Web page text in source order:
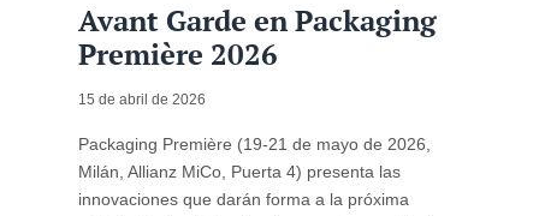
Avant Garde en Packaging
Première 2026
15 de abril de 2026
Packaging Première (19-21 de mayo de 2026,
Milán, Allianz MiCo, Puerta 4) presenta las
innovaciones que darán forma a la próxima